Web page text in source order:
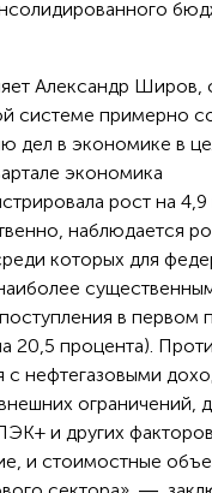
Александр Широв,
системе примерно
дел в экономике в
экономика
рост на 4,9
наблюдается
которых для
в первом
20,5 процента).
с нефтегазовыми
ограничений,
и других
и стоимостные